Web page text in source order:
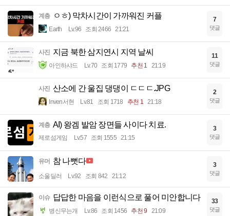
계층 ㅇㅎ) 막차시간이 가까워진 커플
Earth Lv.96 조회 2466 21:21
7
댓글
사진 지금 북한 삼지연시 지역 날씨
아인하샤드 Lv.70 조회 1779 추천 1 21:19
11
댓글
사진 산소에 간 울집 댕댕이 ㄷㄷㄷ.JPG
Inven서현 Lv.81 조회 1718 추천 1 21:18
2
댓글
계층 AI) 왕겜 발암 장면들 사이다 치료.
제로섬게임 Lv.57 조회 1555 21:15
3
댓글
유머 참 나뻣다
소울딜러 Lv.92 조회 842 21:12
3
댓글
이슈 답답한 마음을 이런식으로 풀어 미안합니다
병신무는개 Lv.86 조회 1456 추천 9 21:09
33
댓글